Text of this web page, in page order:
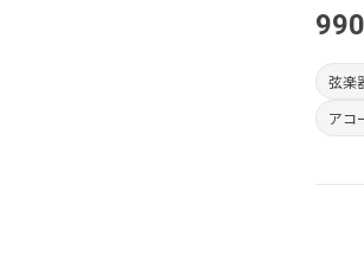
弦楽
アコ